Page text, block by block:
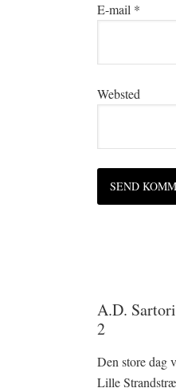
E-mail *
Websted
A.D.
2
Den store dag
Lille